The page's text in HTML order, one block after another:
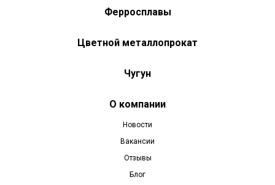
Ферросплавы
Цветной металлопрокат
Чугун
О компании
Новости
Вакансии
Отзывы
Блог